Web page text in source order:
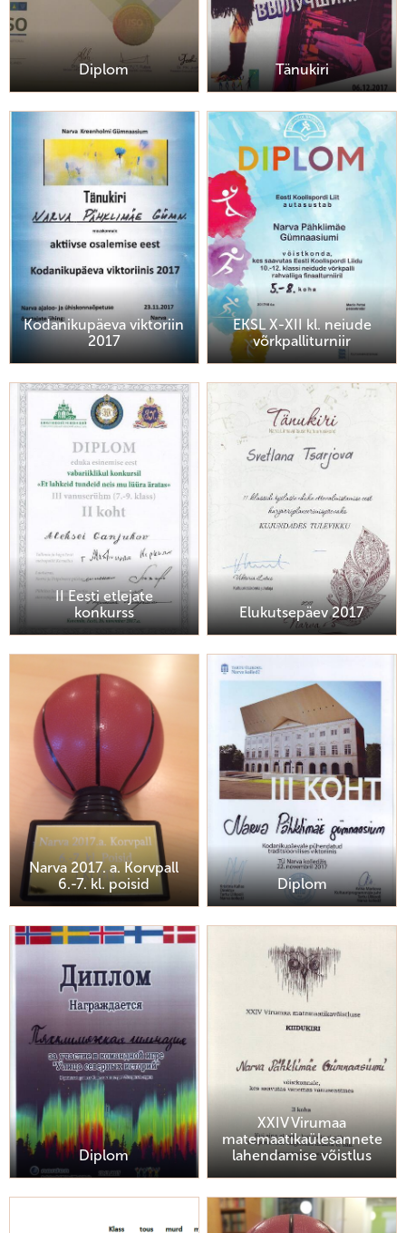
Diplom Tänukiri
Kodanikupäeva viktoriin
2017
EKSL X-XII kl. neiude
võrkpalliturniir
II Eesti etlejate
konkurss
Elukutsepäev 2017
Narva 2017. a. Korvpall
6.-7. kl. poisid
Diplom
Diplom
XXIV Virumaa
matemaatikaülesannete
lahendamise võistlus